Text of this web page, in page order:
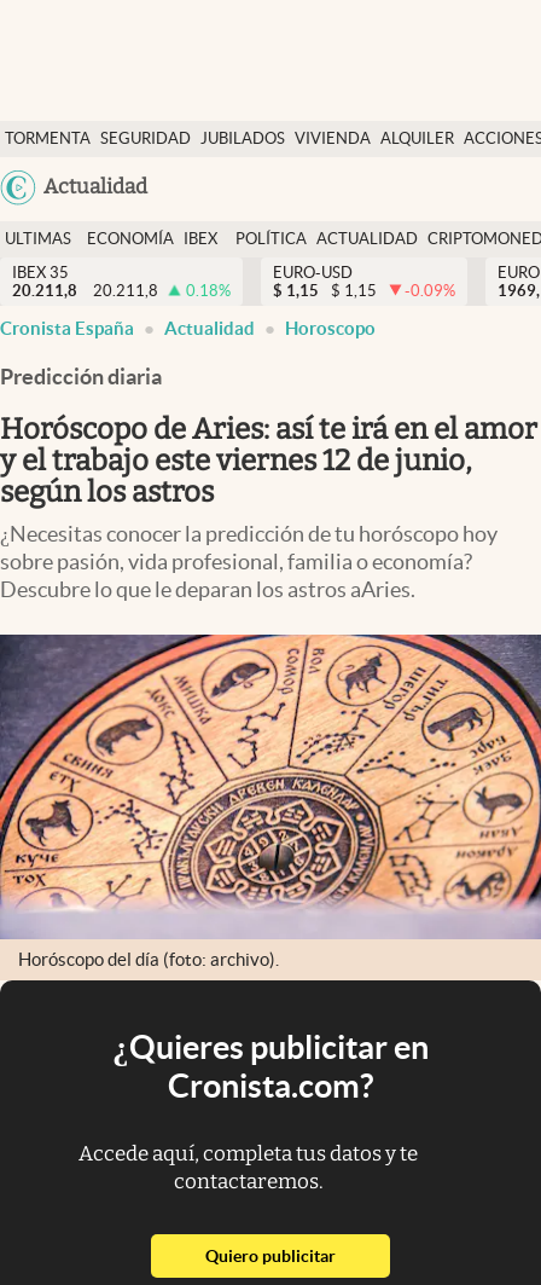
TORMENTA SEGURIDAD JUBILADOS VIVIENDA ALQUILER
Actualidad
Economía y finanzas
Política
Actualidad
Criptomonedas
España
ULTIMAS
NOTICIAS
ECONOMÍA
FINANZAS
IBEX
EURO
POLÍTICA ACTUALIDAD
IBEX 35
20.211,8
20.211,8 0.18%
EURO-USD
$ 1,15 $ 1,15 -0.09%
Cronista España Actualidad Horoscopo
Predicción diaria
Horóscopo de Aries: así te irá en el amor
y el trabajo este viernes 12 de junio,
según los astros
¿Necesitas conocer la predicción de tu horóscopo hoy
sobre pasión, vida profesional, familia o economía?
Descubre lo que le deparan los astros aAries.
Horóscopo del día (foto: archivo).
¿Quieres publicitar en
Cronista.com?
Accede aquí, completa tus datos y te
contactaremos.
Quiero publicitarabre en nueva pestaña